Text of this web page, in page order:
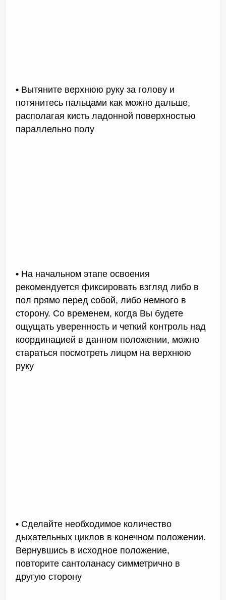
• Вытяните верхнюю руку за голову и
потянитесь пальцами как можно дальше,
располагая кисть ладонной поверхностью
параллельно полу
• На начальном этапе освоения
рекомендуется фиксировать взгляд либо в
пол прямо перед собой, либо немного в
сторону. Со временем, когда Вы будете
ощущать уверенность и четкий контроль над
координацией в данном положении, можно
стараться посмотреть лицом на верхнюю
руку
• Сделайте необходимое количество
дыхательных циклов в конечном положении.
Вернувшись в исходное положение,
повторите сантоланасу симметрично в
другую сторону